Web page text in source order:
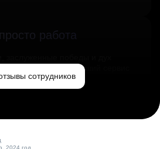
работа
миру и создаём лучший сервис
сотрудников
2024 год